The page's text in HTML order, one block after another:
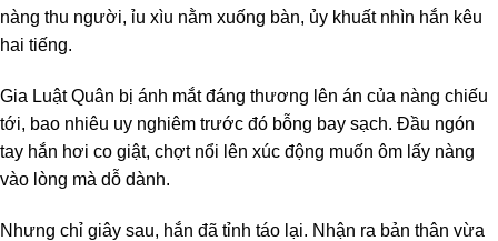
nàng thu người, ỉu xìu nằm xuống bàn, ủy khuất nhìn hắn kêu
hai tiếng.
Gia Luật Quân bị ánh mắt đáng thương lên án của nàng chiếu
tới, bao nhiêu uy nghiêm trước đó bỗng bay sạch. Đầu ngón
tay hắn hơi co giật, chợt nổi lên xúc động muốn ôm lấy nàng
vào lòng mà dỗ dành.
Nhưng chỉ giây sau, hắn đã tỉnh táo lại. Nhận ra bản thân vừa